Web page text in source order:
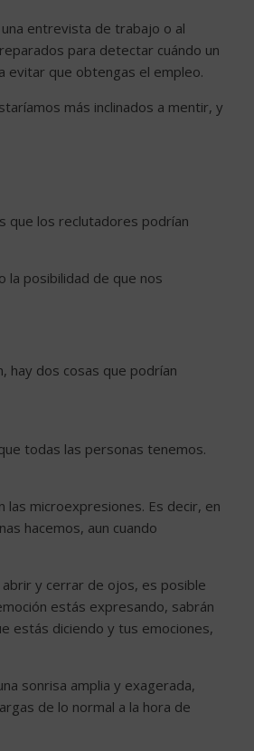
entrevista de trabajo o al
para detectar cuándo un
evitar que obtengas el empleo.
más inclinados a mentir, y
que los reclutadores podrían
la posibilidad de que nos
hay dos cosas que podrían
todas las personas tenemos.
microexpresiones. Es decir, en
hacemos, aun cuando
y cerrar de ojos, es posible
estás expresando, sabrán
estás diciendo y tus emociones,
sonrisa amplia y exagerada,
de lo normal a la hora de